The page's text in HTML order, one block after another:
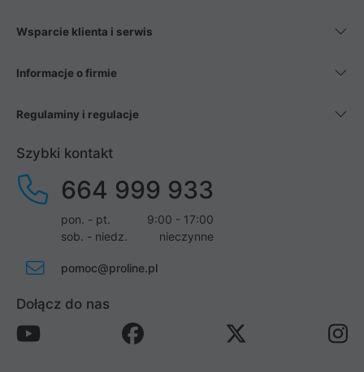
Wsparcie klienta i serwis
Informacje o firmie
Regulaminy i regulacje
Szybki kontakt
664 999 933
pon. - pt.
9:00 - 17:00
sob. - niedz.
nieczynne
pomoc@proline.pl
Dołącz do nas